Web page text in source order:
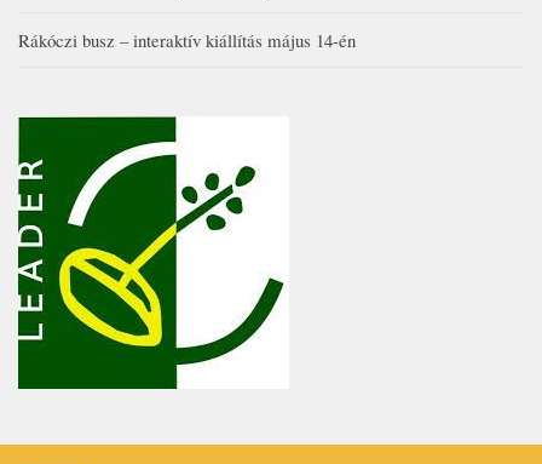
Rákóczi busz – interaktív kiállítás május 14-én